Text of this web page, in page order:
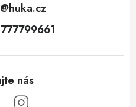
@huka.cz